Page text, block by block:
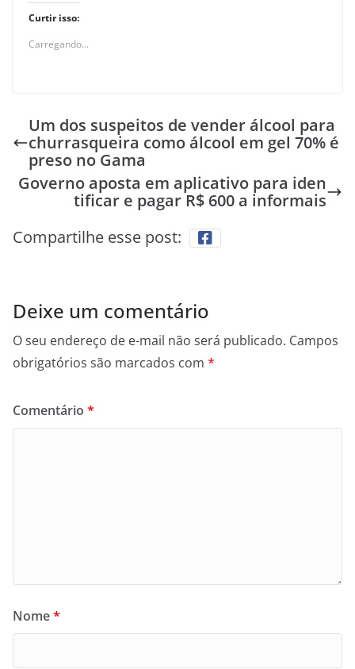
Curtir isso:
Carregando...
Um dos suspeitos de vender álcool para
churrasqueira como álcool em gel 70% é
preso no Gama
Governo aposta em aplicativo para iden
tificar e pagar R$ 600 a informais
Compartilhe esse post:
Deixe um comentário
O seu endereço de e-mail não será publicado. Campos
obrigatórios são marcados com *
Comentário *
Nome*